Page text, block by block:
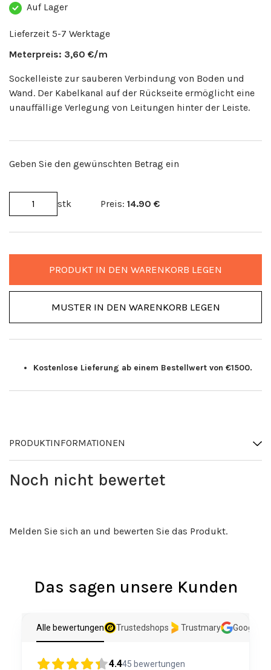
Auf Lager
Lieferzeit 5-7 Werktage
Meterpreis: 3,60 €/m
Sockelleiste zur sauberen Verbindung von Boden und
Wand. Der Kabelkanal auf der Rückseite ermöglicht eine
unauffällige Verlegung von Leitungen hinter der Leiste.
Geben Sie den gewünschten Betrag ein
stk Preis: 14.90 €
PRODUKT IN DEN WARENKORB LEGEN
MUSTER IN DEN WARENKORB LEGEN
Kostenlose Lieferung ab einem Bestellwert von €1500.
PRODUKTINFORMATIONEN
Noch nicht bewertet
Melden Sie sich an und bewerten Sie das Produkt.
Das sagen unsere Kunden
Alle bewertungen Trustedshops Trustmary Google
4.445 bewertungen